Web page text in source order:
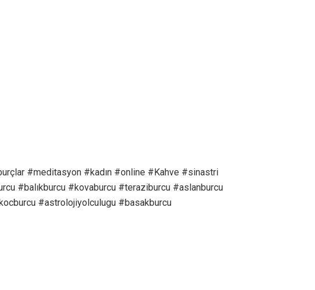
#meditasyon #kadın #online #Kahve #sinastri
#balıkburcu #kovaburcu #teraziburcu #aslanburcu
#astrolojiyolculugu #basakburcu